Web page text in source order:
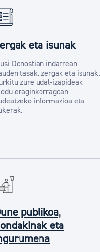
eta isunak
Donostian indarrean
tasak, zergak eta isunak.
zure udal-izapideak
eraginkorragoan
informazioa eta
publikoa,
eta